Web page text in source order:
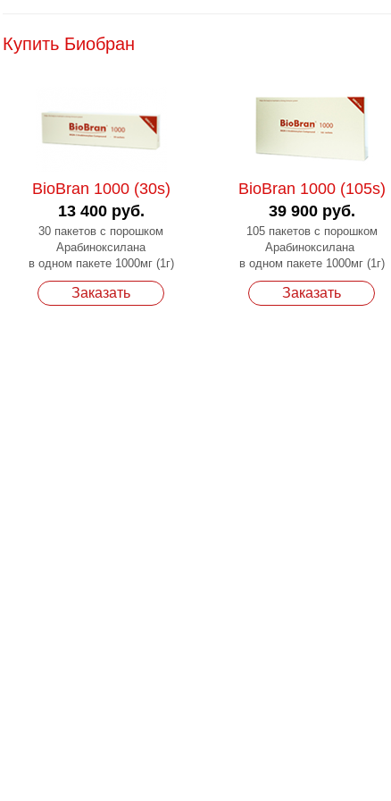
Купить Биобран
BioBran 1000 (30s)
13 400 руб.
30 пакетов с порошком
Арабиноксилана
в одном пакете 1000мг (1г)
Заказать
BioBran 1000 (105s)
39 900 руб.
105 пакетов с порошком
Арабиноксилана
в одном пакете 1000мг (1г)
Заказать